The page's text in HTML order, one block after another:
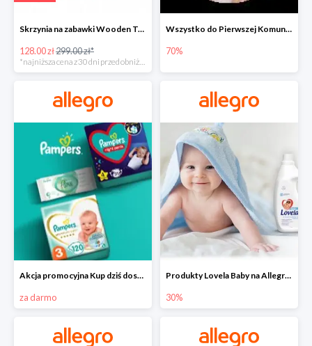
Skrzynia na zabawki Wooden Toys -57%
128.00 zł299.00 zł*
Wszystko do Pierwszej Komunii na Allegro do -70%
70%
Akcja promocyjna Kup dziś dostawa jutro
za darmo
Produkty Lovela Baby na Allegro do -30%
30%